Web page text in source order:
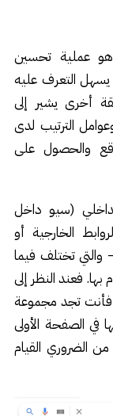
عملية تحسين
التعرف عليه
أخرى يشير إلى
الترتيب لدى
والحصول على
(سيو داخل
الخارجية أو
تختلف فيما
فعند النظر إلى
تجد مجموعة
الصفحة الأولى
الضروري القيام